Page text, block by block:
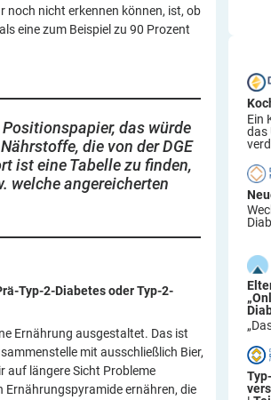
noch nicht erkennen können, ist, ob
eine zum Beispiel zu 90 Prozent
das würde
die von der DGE
ist eine Tabelle zu finden,
welche angereicherten
Typ-2-Diabetes oder Typ-2-
Ernährung ausgestaltet. Das ist
mit ausschließlich Bier,
auf längere Sicht Probleme
Ernährungspyramide ernähren, die
Ein
das